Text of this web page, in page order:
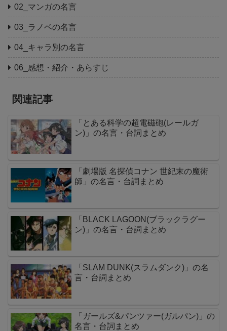
02_マンガの名言
03_ラノベの名言
04_キャラ別の名言
06_感想・紹介・あらすじ
関連記事
「とある科学の超電磁砲(レールガ
ン)」の名言・台詞まとめ
「劇場版 名探偵コナン 世紀末の魔術
師」の名言・台詞まとめ
「BLACK LAGOON(ブラックラグー
ン)」の名言・台詞まとめ
「SLAM DUNK(スラムダンク)」の名
言・台詞まとめ
「ガールズ&パンツァー(ガルパン)」の
名言・台詞まとめ